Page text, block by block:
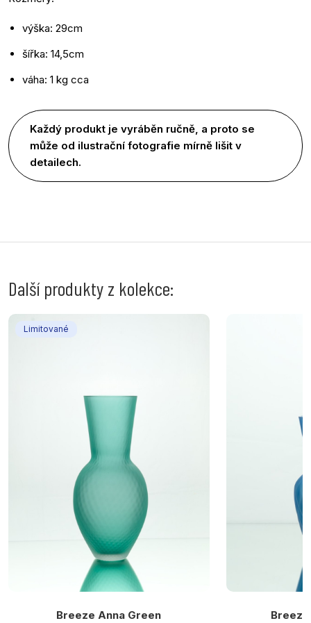
výška: 29cm
šířka: 14,5cm
váha: 1 kg cca
Každý produkt je vyráběn ručně, a proto se
může od ilustrační fotografie mírně lišit v
detailech.
Další produkty z kolekce:
Limitované
Breeze Anna Green